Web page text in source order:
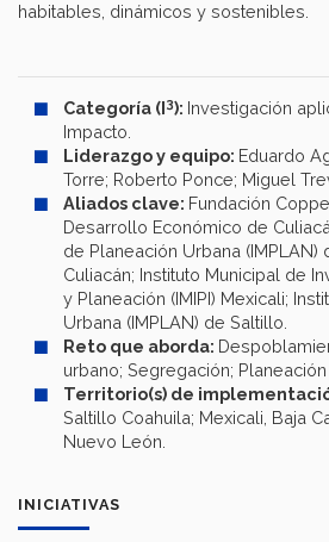
habitables, dinámicos y sostenibles.
Categoría (I3): Investigación
Impacto.
Liderazgo y equipo: Eduardo
Torre; Roberto Ponce; Miguel
Aliados clave: Fundación
Desarrollo Económico de
de Planeación Urbana (IMPLAN)
Culiacán; Instituto Municipal de
y Planeación (IMIPI) Mexicali;
Urbana (IMPLAN) de Saltillo.
Reto que aborda:
urbano; Segregación; Planeación
Territorio(s) de
Saltillo Coahuila; Mexicali, Baja
Nuevo León.
INICIATIVAS